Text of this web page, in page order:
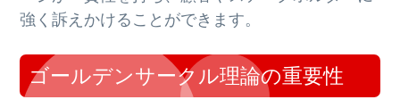
強く訴えかけることができます。
ゴールデンサークル理論の重要性